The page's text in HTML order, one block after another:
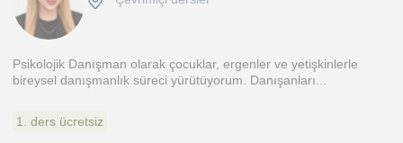
Psikolojik Danışman olarak çocuklar, ergenler ve yetişkinlerle
bireysel danışmanlık süreci yürütüyorum. Danışanları...
1. ders ücretsiz